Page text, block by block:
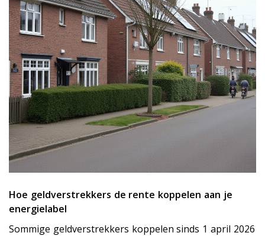
Hoe geldverstrekkers de rente koppelen aan je
energielabel
Sommige geldverstrekkers koppelen sinds 1 april 2026